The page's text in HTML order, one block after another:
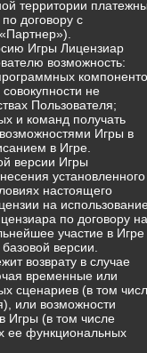
территории
договору с
Игры Лицензиар
возможность:
не
Пользователя;
и команд получать
Игры в
в Игре.
версии Игры
установленного
настоящего
на
по договору на
участие в Игре
версии.
возврату в случае
временные или
сценариев (в том
или возможности
Игры (в том числе
ее функциональных